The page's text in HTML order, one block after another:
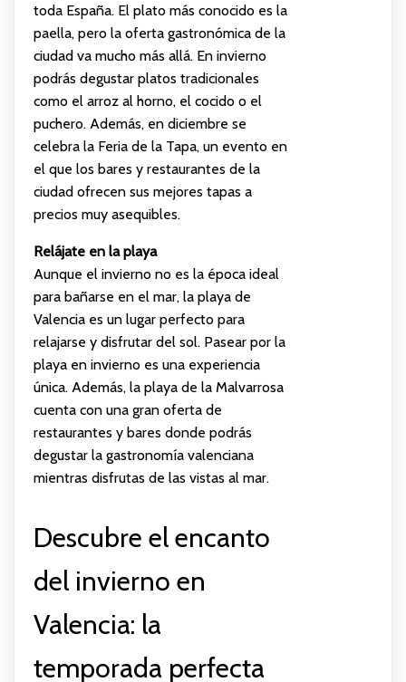
toda España. El plato más conocido es la
paella, pero la oferta gastronómica de la
ciudad va mucho más allá. En invierno
podrás degustar platos tradicionales
como el arroz al horno, el cocido o el
puchero. Además, en diciembre se
celebra la Feria de la Tapa, un evento en
el que los bares y restaurantes de la
ciudad ofrecen sus mejores tapas a
precios muy asequibles.
Relájate en la playa
Aunque el invierno no es la época ideal
para bañarse en el mar, la playa de
Valencia es un lugar perfecto para
relajarse y disfrutar del sol. Pasear por la
playa en invierno es una experiencia
única. Además, la playa de la Malvarrosa
cuenta con una gran oferta de
restaurantes y bares donde podrás
degustar la gastronomía valenciana
mientras disfrutas de las vistas al mar.
Descubre el encanto
del invierno en
Valencia: la
temporada perfecta